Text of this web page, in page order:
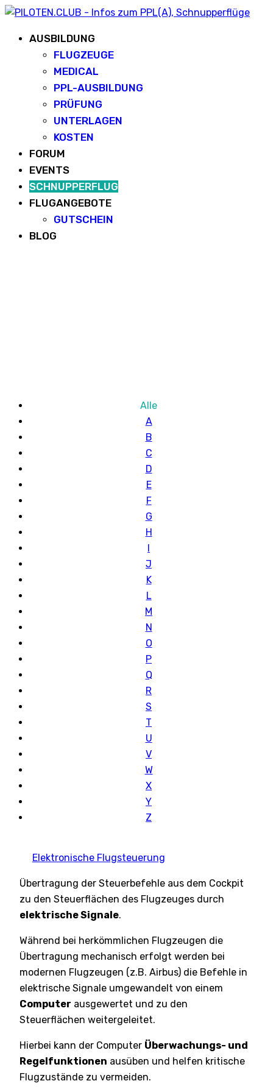
AUSBILDUNG
FLUGZEUGE
MEDICAL
PPL-AUSBILDUNG
PRÜFUNG
UNTERLAGEN
KOSTEN
FORUM
EVENTS
SCHNUPPERFLUG
FLUGANGEBOTE
GUTSCHEIN
BLOG
Alle
A
B
C
D
E
F
G
H
I
J
K
L
M
N
O
P
Q
R
S
T
U
V
W
X
Y
Z
Elektronische Flugsteuerung
Übertragung der Steuerbefehle aus dem Cockpit
zu den Steuerflächen des Flugzeuges durch
elektrische Signale.
Während bei herkömmlichen Flugzeugen die
Übertragung mechanisch erfolgt werden bei
modernen Flugzeugen (z.B. Airbus) die Befehle in
elektrische Signale umgewandelt von einem
Computer ausgewertet und zu den
Steuerflächen weitergeleitet.
Hierbei kann der Computer Überwachungs- und
Regelfunktionen ausüben und helfen kritische
Flugzustände zu vermeiden.